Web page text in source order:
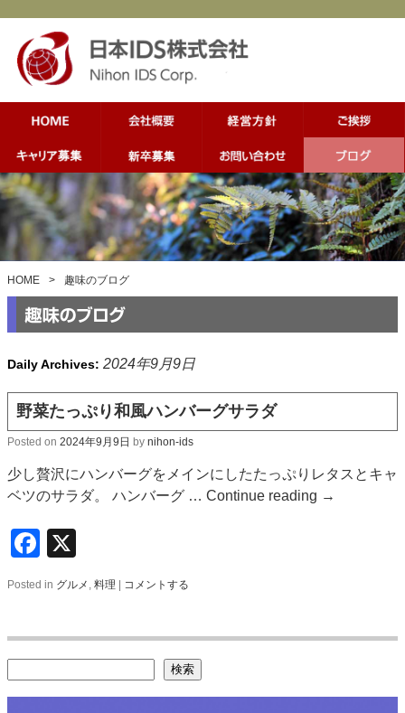
HOME > 趣味のブログ
Daily Archives: 2024年9月9日
野菜たっぷり和風ハンバーグサラダ
Posted on 2024年9月9日 by nihon-ids
少し贅沢にハンバーグをメインにしたたっぷりレタスとキャ
ベツのサラダ。 ハンバーグ … Continue reading →
Facebook
Posted in グルメ , 料理 コメントする
検索